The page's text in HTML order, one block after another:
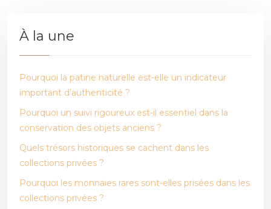
À la une
Pourquoi la patine naturelle est-elle un indicateur
important d’authenticité ?
Pourquoi un suivi rigoureux est-il essentiel dans la
conservation des objets anciens ?
Quels trésors historiques se cachent dans les
collections privées ?
Pourquoi les monnaies rares sont-elles prisées dans les
collections privées ?